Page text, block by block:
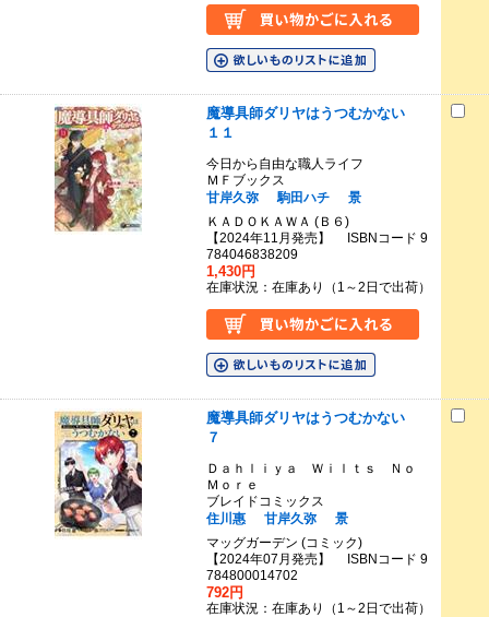
魔導具師ダリヤはうつむかない
１１
今日から自由な職人ライフ
ＭＦブックス
甘岸久弥
駒田ハチ
景
ＫＡＤＯＫＡＷＡ (Ｂ６)
【2024年11月発売】 ISBNコード 9
784046838209
1,430円
在庫状況：在庫あり（1～2日で出荷）
魔導具師ダリヤはうつむかない
７
Ｄａｈｌｉｙａ Ｗｉｌｔｓ Ｎｏ
Ｍｏｒｅ
ブレイドコミックス
住川惠
甘岸久弥
景
マッグガーデン (コミック)
【2024年07月発売】 ISBNコード 9
784800014702
792円
在庫状況：在庫あり（1～2日で出荷）